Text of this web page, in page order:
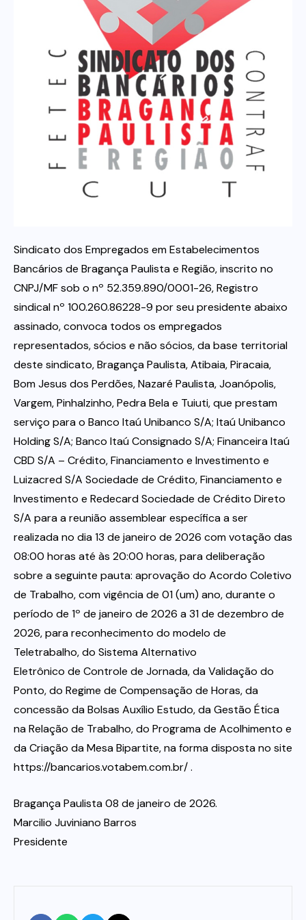
Financeiras e Cooperativas
Sindicato dos Empregados em Estabelecimentos
Bancários de Bragança Paulista e Região, inscrito no
CNPJ/MF sob o nº 52.359.890/0001-26, Registro
sindical nº 100.260.86228-9 por seu presidente abaixo
assinado, convoca todos os empregados
representados, sócios e não sócios, da base territorial
deste sindicato, Bragança Paulista, Atibaia, Piracaia,
Bom Jesus dos Perdões, Nazaré Paulista, Joanópolis,
Vargem, Pinhalzinho, Pedra Bela e Tuiuti, que prestam
serviço para o Banco Itaú Unibanco S/A; Itaú Unibanco
Holding S/A; Banco Itaú Consignado S/A; Financeira Itaú
CBD S/A – Crédito, Financiamento e Investimento e
Luizacred S/A Sociedade de Crédito, Financiamento e
Investimento e Redecard Sociedade de Crédito Direto
S/A para a reunião assemblear específica a ser
realizada no dia 13 de janeiro de 2026 com votação das
08:00 horas até às 20:00 horas, para deliberação
sobre a seguinte pauta: aprovação do Acordo Coletivo
de Trabalho, com vigência de 01 (um) ano, durante o
período de 1º de janeiro de 2026 a 31 de dezembro de
2026, para reconhecimento do modelo de
Teletrabalho, do Sistema Alternativo
Eletrônico de Controle de Jornada, da Validação do
Ponto, do Regime de Compensação de Horas, da
concessão da Bolsas Auxílio Estudo, da Gestão Ética
na Relação de Trabalho, do Programa de Acolhimento e
da Criação da Mesa Bipartite, na forma disposta no site
https://bancarios.votabem.com.br/ .
Bragança Paulista 08 de janeiro de 2026.
Marcilio Juviniano Barros
Presidente